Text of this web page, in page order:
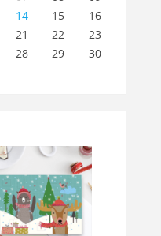
14 15
16
21 22
23
28 29
30